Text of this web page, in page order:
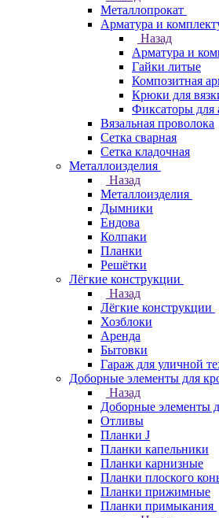
Металлопрокат
Арматура и
Назад
Арматура и
Гайки литые
Композитная
Крюки для
Фиксаторы для
Вязальная проволока
Сетка сварная
Сетка кладочная
Металлоизделия
Назад
Металлоизделия
Дымники
Ендова
Колпаки
Планки
Решётки
Лёгкие конструкции
Назад
Лёгкие конструкции
Хозблоки
Аренда
Бытовки
Гараж для уличной
Доборные элементы для
Назад
Доборные элементы
Отливы
Планки J
Планки капельники
Планки карнизные
Планки плоского
Планки прижимные
Планки примыкания